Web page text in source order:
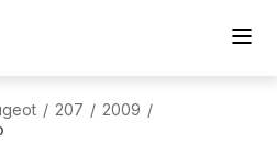
/ 207 / 2009 /